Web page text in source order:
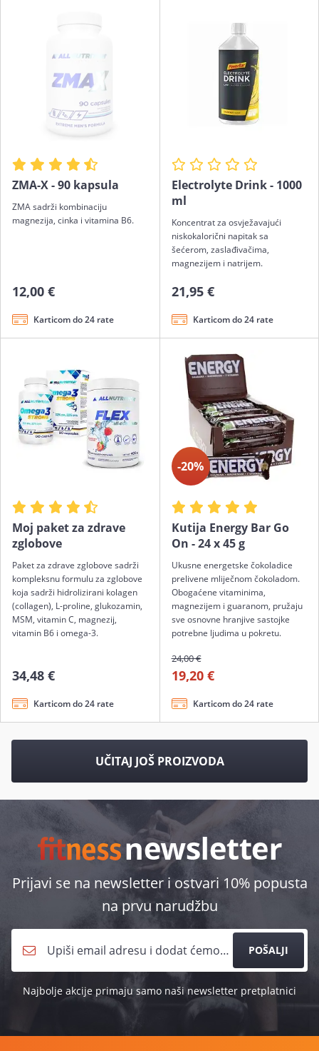
ZMA-X - 90 kapsula
ZMA sadrži kombinaciju
magnezija, cinka i vitamina B6.
12,00 €
Karticom do 24 rate
Electrolyte Drink - 1000
ml
Koncentrat za osvježavajući
niskokalorični napitak sa
šećerom, zaslađivačima,
magnezijem i natrijem.
21,95 €
Karticom do 24 rate
Moj paket za zdrave
zglobove
Paket za zdrave zglobove sadrži
kompleksnu formulu za zglobove
koja sadrži hidrolizirani kolagen
(collagen), L-proline, glukozamin,
MSM, vitamin C, magnezij,
vitamin B6 i omega-3.
34,48 €
Karticom do 24 rate
-20%
Kutija Energy Bar Go
On - 24 x 45 g
Ukusne energetske čokoladice
prelivene mliječnom čokoladom.
Obogaćene vitaminima,
magnezijem i guaranom, pružaju
sve osnovne hranjive sastojke
potrebne ljudima u pokretu.
24,00 €
19,20 €
Karticom do 24 rate
UČITAJ JOŠ PROIZVODA
Prijavi se na newsletter i ostvari 10% popusta
na prvu narudžbu
POŠALJI
Najbolje akcije primaju samo naši newsletter pretplatnici